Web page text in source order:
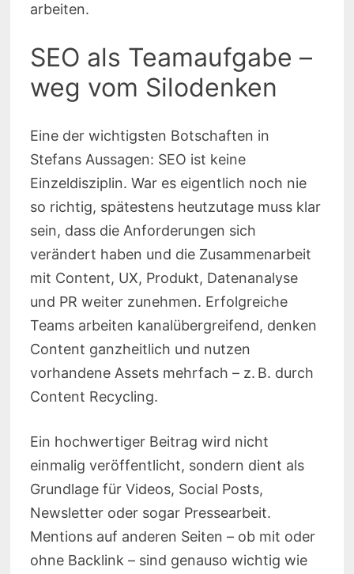
arbeiten.
SEO als Teamaufgabe –
weg vom Silodenken
Eine der wichtigsten Botschaften in
Stefans Aussagen: SEO ist keine
Einzeldisziplin. War es eigentlich noch nie
so richtig, spätestens heutzutage muss klar
sein, dass die Anforderungen sich
verändert haben und die Zusammenarbeit
mit Content, UX, Produkt, Datenanalyse
und PR weiter zunehmen. Erfolgreiche
Teams arbeiten kanalübergreifend, denken
Content ganzheitlich und nutzen
vorhandene Assets mehrfach – z. B. durch
Content Recycling.
Ein hochwertiger Beitrag wird nicht
einmalig veröffentlicht, sondern dient als
Grundlage für Videos, Social Posts,
Newsletter oder sogar Pressearbeit.
Mentions auf anderen Seiten – ob mit oder
ohne Backlink – sind genauso wichtig wie